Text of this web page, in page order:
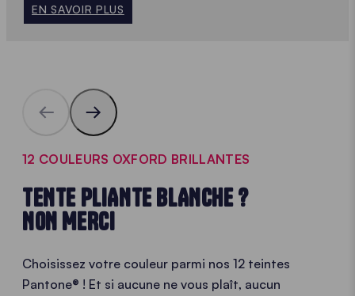
EN SAVOIR PLUS
12 COULEURS OXFORD BRILLANTES
TENTE PLIANTE BLANCHE ?
NON MERCI
Choisissez votre couleur parmi nos 12 teintes
Pantone® ! Et si aucune ne vous plaît, aucun